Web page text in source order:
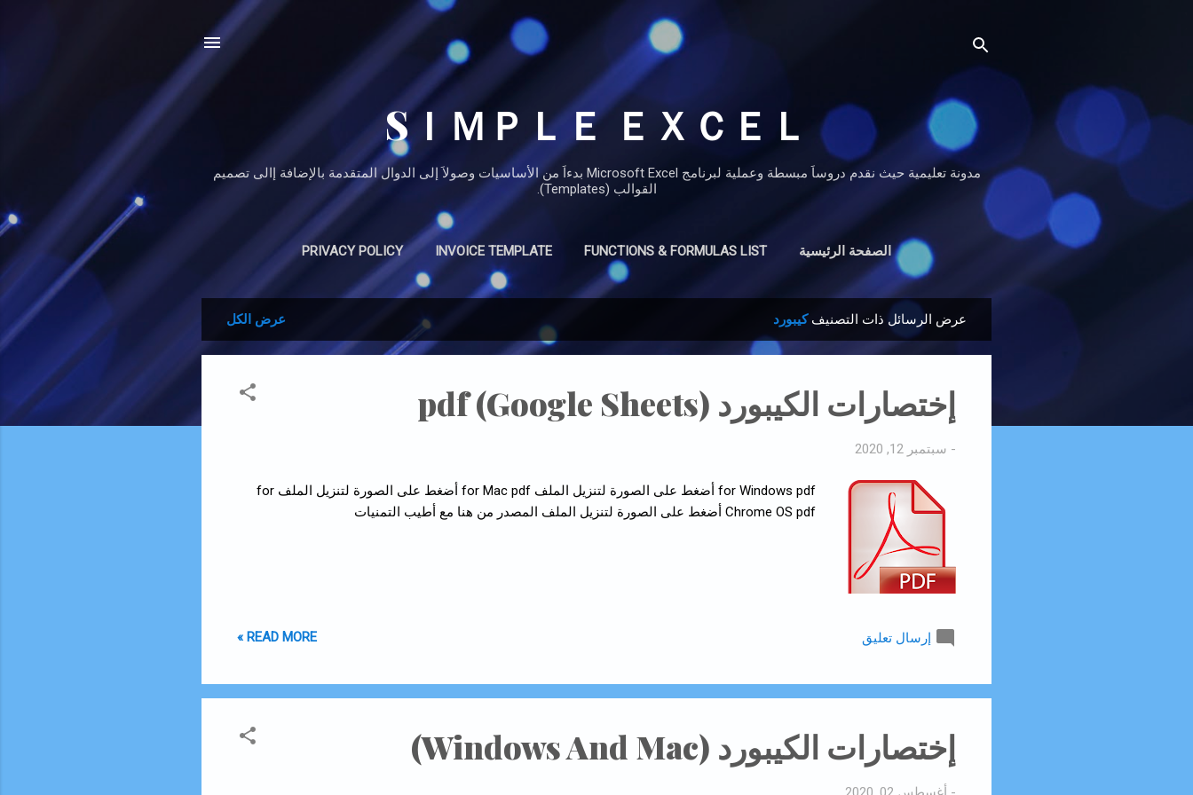
التخطي إلى المحتوى الرئيسي
SＩＭＰＬＥ ＥＸＣＥＬ
مدونة تعليمية حيث نقدم دروساَ مبسطة وعملية لبرنامج Microsoft Excel بدءاَ من الأساسيات وصولاَ إلى الدوال المتقدمة بالإضافة إالى تصميم
القوالب (Templates).
الصفحة الرئيسية FUNCTIONS & FORMULAS LIST
INVOICE TEMPLATE
PRIVACY POLICY
ل
عرض الرسائل ذات التصنيفكيبورد عرض الكل
إختصارات الكيبورد (Google Sheets) pdf
- سبتمبر 12, 2020
for Windows pdf أضغط على الصورة لتنزيل الملف for Mac pdf أضغط على الصورة لتنزيل الملف for
Chrome OS pdf أضغط على الصورة لتنزيل الملف المصدر من هنا مع أطيب التمنيات
إرسال تعليق READ MORE »
إختصارات الكيبورد (Windows And Mac)